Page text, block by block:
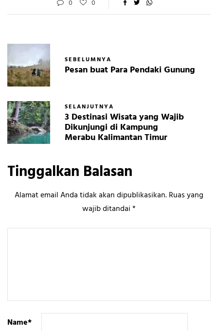
0 0
SEBELUMNYA
Pesan buat Para Pendaki Gunung
SELANJUTNYA
3 Destinasi Wisata yang Wajib
Dikunjungi di Kampung
Merabu Kalimantan Timur
Tinggalkan Balasan
Alamat email Anda tidak akan dipublikasikan.Ruas yang
wajib ditandai*
Name*